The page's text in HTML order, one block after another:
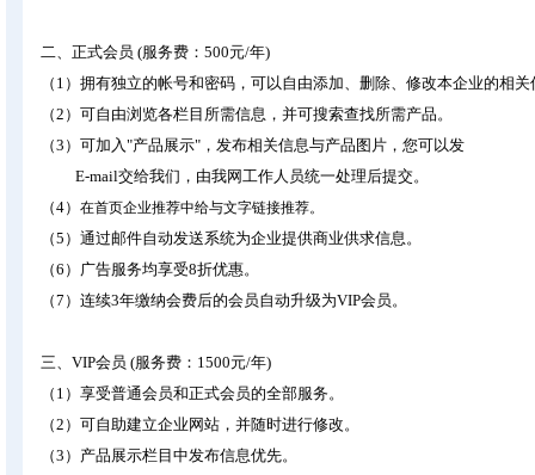
二、正式会员 (服务费：500元/年)
（1）拥有独立的帐号和密码，可以自由添加、删除、修改本企业的相关
（2）可自由浏览各栏目所需信息，并可搜索查找所需产品。
（3）可加入"产品展示"，发布相关信息与产品图片，您可以发
E-mail交给我们，由我网工作人员统一处理后提交。
（4） 在首页企业推荐中给与文字链接推荐。
（5）通过邮件自动发送系统为企业提供商业供求信息。
（6）广告服务均享受8折优惠。
（7）连续3年缴纳会费后的会员自动升级为VIP会员。
三、VIP会员 (服务费：1500元/年)
（1）享受普通会员和正式会员的全部服务。
（2）可自助建立企业网站，并随时进行修改。
（3）产品展示栏目中发布信息优先。